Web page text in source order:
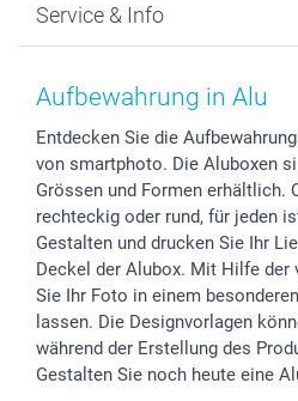
Fotoabzüge, Fotos als Buch &
Zubehör & Material
Foto-Kalender & Agenden
Sticker & Etiketten
Geschenk-Gutscheine (PDF)
Datenschutz
AGB
Presse
Partnerprogramme
Investor Relations
B2B smartbusiness
Widerrufsrecht
Neujahr
Muttertag
Kommunion & Konfirmation
Hochzeit
Geburtstag
Geburt
Zu allen Anlässen
Service & Info
Preise und Versandkosten
48h Lieferung
Zahlungsmöglichkeiten
Anmelden /Registrieren
Sitemap
Status der Bestellung
smartfriends
smartgarantie
smartbonus
Aufbewahrung in Alu
Entdecken Sie die
von smartphoto. Die Aluboxen
Grössen und Formen erhältlich.
rechteckig oder rund, für jeden
Gestalten und drucken Sie Ihr
Deckel der Alubox. Mit Hilfe der
Sie Ihr Foto in einem
lassen. Die Designvorlagen
während der Erstellung des
Gestalten Sie noch heute eine